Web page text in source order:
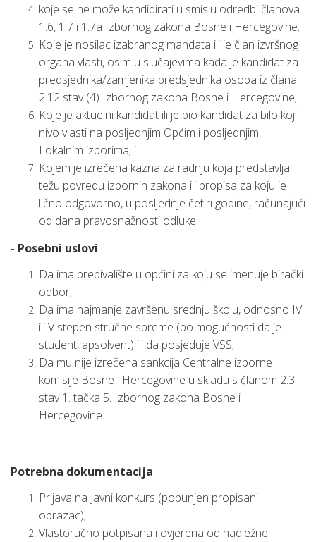
koje se ne može kandidirati u smislu odredbi članova
1.6, 1.7 i 1.7a Izbornog zakona Bosne i Hercegovine;
Koje je nosilac izabranog mandata ili je član izvršnog
organa vlasti, osim u slučajevima kada je kandidat za
predsjednika/zamjenika predsjednika osoba iz člana
2.12 stav (4) Izbornog zakona Bosne i Hercegovine;
Koje je aktuelni kandidat ili je bio kandidat za bilo koji
nivo vlasti na posljednjim Općim i posljednjim
Lokalnim izborima; i
Kojem je izrečena kazna za radnju koja predstavlja
težu povredu izbornih zakona ili propisa za koju je
lično odgovorno, u posljednje četiri godine, računajući
od dana pravosnažnosti odluke.
- Posebni uslovi
Da ima prebivalište u općini za koju se imenuje birački
odbor;
Da ima najmanje završenu srednju školu, odnosno IV
ili V stepen stručne spreme (po mogućnosti da je
student, apsolvent) ili da posjeduje VSS;
Da mu nije izrečena sankcija Centralne izborne
komisije Bosne i Hercegovine u skladu s članom 2.3
stav 1. tačka 5. Izbornog zakona Bosne i
Hercegovine.
Potrebna dokumentacija
Prijava na Javni konkurs (popunjen propisani
obrazac);
Vlastoručno potpisana i ovjerena od nadležne